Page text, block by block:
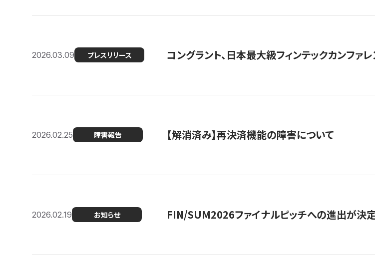
2026.03.09 プレスリリース コングラント、日本最大級フィンテックカンファ
2026.02.25 障害報告 【解消済み】再決済機能の障害について
2026.02.19 お知らせ FIN/SUM2026ファイナルピッチへの進出が決定